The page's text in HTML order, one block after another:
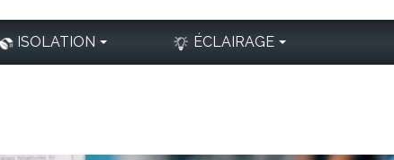
ISOLATION ÉCLAIRAGE